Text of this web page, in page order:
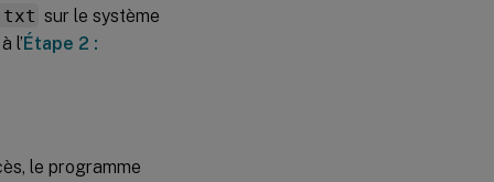
sur le système
l’Étape 2 :
le programme